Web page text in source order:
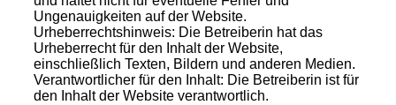
Ungenauigkeiten auf der Website.
Urheberrechtshinweis: Die Betreiberin hat das
Urheberrecht für den Inhalt der Website,
einschließlich Texten, Bildern und anderen Medien.
Verantwortlicher für den Inhalt: Die Betreiberin ist für
den Inhalt der Website verantwortlich.